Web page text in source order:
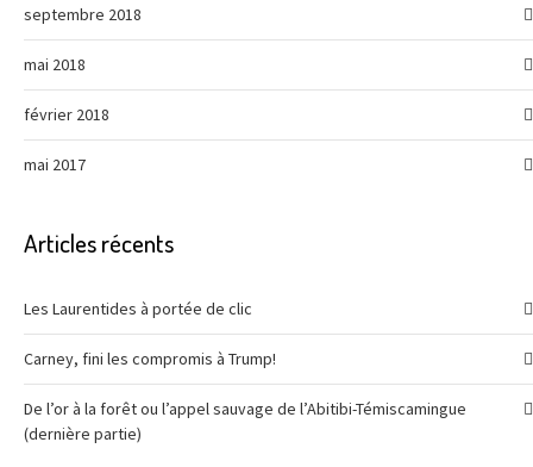
septembre 2018
mai 2018
février 2018
mai 2017
Articles récents
Les Laurentides à portée de clic
Carney, fini les compromis à Trump!
De l’or à la forêt ou l’appel sauvage de l’Abitibi-Témiscamingue
(dernière partie)